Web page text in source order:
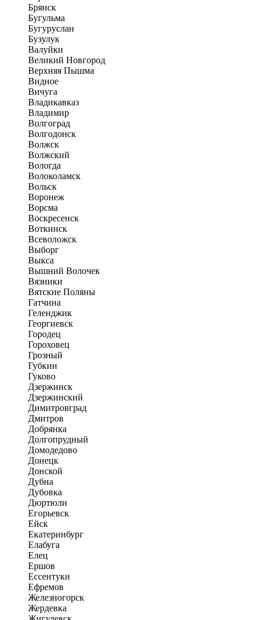
Брянск
Бугульма
Бугуруслан
Бузулук
Валуйки
Великий Новгород
Верхняя Пышма
Видное
Вичуга
Владикавказ
Владимир
Волгоград
Волгодонск
Волжск
Волжский
Вологда
Волоколамск
Вольск
Воронеж
Ворсма
Воскресенск
Воткинск
Всеволожск
Выборг
Выкса
Вышний Волочек
Вязники
Вятские Поляны
Гатчина
Геленджик
Георгиевск
Городец
Гороховец
Грозный
Губкин
Гуково
Дзержинск
Дзержинский
Димитровград
Дмитров
Добрянка
Долгопрудный
Домодедово
Донецк
Донской
Дубна
Дубовка
Дюртюли
Егорьевск
Ейск
Екатеринбург
Елабуга
Елец
Ершов
Ессентуки
Ефремов
Железногорск
Жердевка